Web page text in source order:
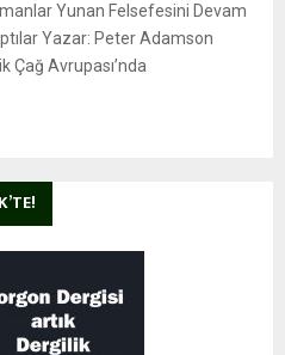
Yunan Felsefesini Devam
Yazar: Peter Adamson
Çağ Avrupası’nda